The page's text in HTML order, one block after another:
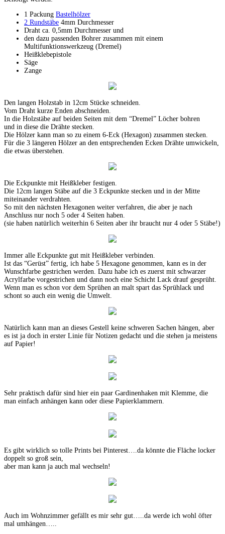
1 Packung Bastelhölzer
2 Rundstäbe 4mm Durchmesser
Draht ca. 0,5mm Durchmesser und
den dazu passenden Bohrer zusammen mit einem
Multifunktionswerkzeug (Dremel)
Heißklebepistole
Säge
Zange
Den langen Holzstab in 12cm Stücke schneiden.
Vom Draht kurze Enden abschneiden.
In die Holzstäbe auf beiden Seiten mit dem “Dremel” Löcher bohren
und in diese die Drähte stecken.
Die Hölzer kann man so zu einem 6-Eck (Hexagon) zusammen stecken.
Für die 3 längeren Hölzer an den entsprechenden Ecken Drähte umwickeln,
die etwas überstehen.
Die Eckpunkte mit Heißkleber festigen.
Die 12cm langen Stäbe auf die 3 Eckpunkte stecken und in der Mitte
miteinander verdrahten.
So mit den nächsten Hexagonen weiter verfahren, die aber je nach
Anschluss nur noch 5 oder 4 Seiten haben.
(sie haben natürlich weiterhin 6 Seiten aber ihr braucht nur 4 oder 5 Stäbe!)
Immer alle Eckpunkte gut mit Heißkleber verbinden.
Ist das “Gerüst” fertig, ich habe 5 Hexagone genommen, kann es in der
Wunschfarbe gestrichen werden. Dazu habe ich es zuerst mit schwarzer
Acrylfarbe vorgestrichen und dann noch eine Schicht Lack drauf gesprüht.
Wenn man es schon vor dem Sprühen an malt spart das Sprühlack und
schont so auch ein wenig die Umwelt.
Natürlich kann man an dieses Gestell keine schweren Sachen hängen, aber
es ist ja doch in erster Linie für Notizen gedacht und die stehen ja meistens
auf Papier!
Sehr praktisch dafür sind hier ein paar Gardinenhaken mit Klemme, die
man einfach anhängen kann oder diese Papierklammern.
Es gibt wirklich so tolle Prints bei Pinterest….da könnte die Fläche locker
doppelt so groß sein,
aber man kann ja auch mal wechseln!
Auch im Wohnzimmer gefällt es mir sehr gut…..da werde ich wohl öfter
mal umhängen…..